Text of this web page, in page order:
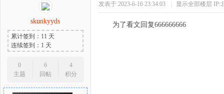
skunkyyds
累计签到：11 天
连续签到：1 天
0
主题
6
回帖
4
积分
发表于 2023-6-16 23:34:03 显示全部楼层 IP:
为了看文回复666666666